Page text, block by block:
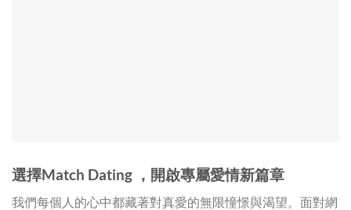
選擇Match Dating ，開啟專屬愛情新篇章
我們每個人的心中都藏著對真愛的無限憧憬與渴望。面對網